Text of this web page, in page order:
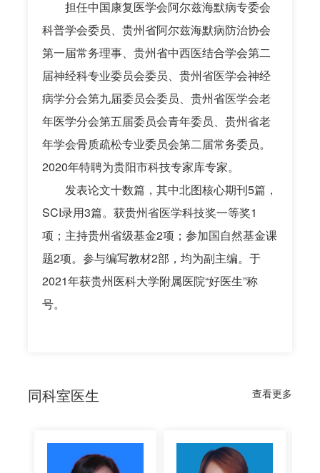
担任中国康复医学会阿尔兹海默病专委会
科普学会委员、贵州省阿尔兹海默病防治协会
第一届常务理事、贵州省中西医结合学会第二
届神经科专业委员会委员、贵州省医学会神经
病学分会第九届委员会委员、贵州省医学会老
年医学分会第五届委员会青年委员、贵州省老
年学会骨质疏松专业委员会第二届常务委员。
2020年特聘为贵阳市科技专家库专家。
发表论文十数篇，其中北图核心期刊5篇，
SCI录用3篇。获贵州省医学科技奖一等奖1
项；主持贵州省级基金2项；参加国自然基金课
题2项。参与编写教材2部，均为副主编。于
2021年获贵州医科大学附属医院“好医生”称
号。
同科室医生 查看更多